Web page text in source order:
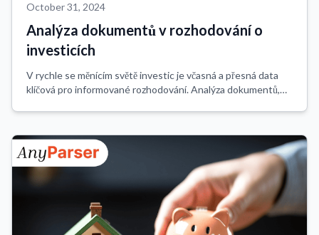
October 31, 2024
Analýza dokumentů v rozhodování o
investicích
V rychle se měnícím světě investic je včasná a přesná data
klíčová pro informované rozhodování. Analýza dokumentů,